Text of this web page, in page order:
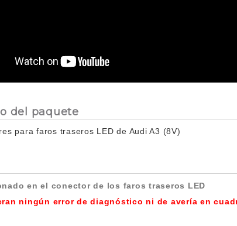
del paquete
para faros traseros LED de Audi A3 (8V)
en el conector de los faros traseros LED
ningún error de diagnóstico ni de avería en